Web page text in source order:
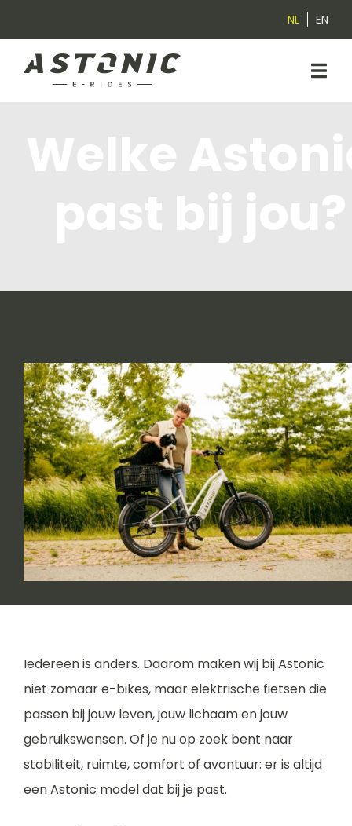
NL EN
Iedereen is anders. Daarom maken wij bij Astonic
niet zomaar e-bikes, maar elektrische fietsen die
passen bij jouw leven, jouw lichaam en jouw
gebruikswensen. Of je nu op zoek bent naar
stabiliteit, ruimte, comfort of avontuur: er is altijd
een Astonic model dat bij je past.